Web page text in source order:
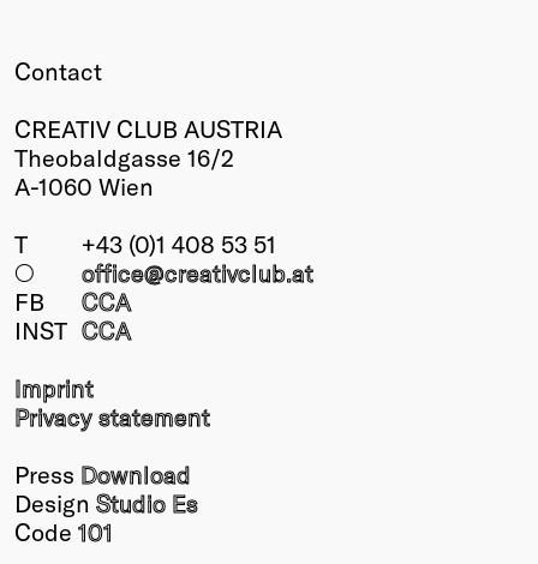
Contact
CREATIV CLUB AUSTRIA
Theobaldgasse 16/2
A-1060 Wien
T
+43 (0)1 408 53 51
○
office@creativclub.at
FB
CCA
INST CCA
Imprint
Privacy statement
Press Download
Design Studio Es
Code 101